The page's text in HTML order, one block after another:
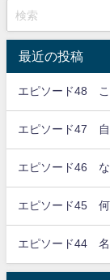
最近の投稿
エピソード48 こ
エピソード47 自
エピソード46 な
エピソード45 何
エピソード44 名